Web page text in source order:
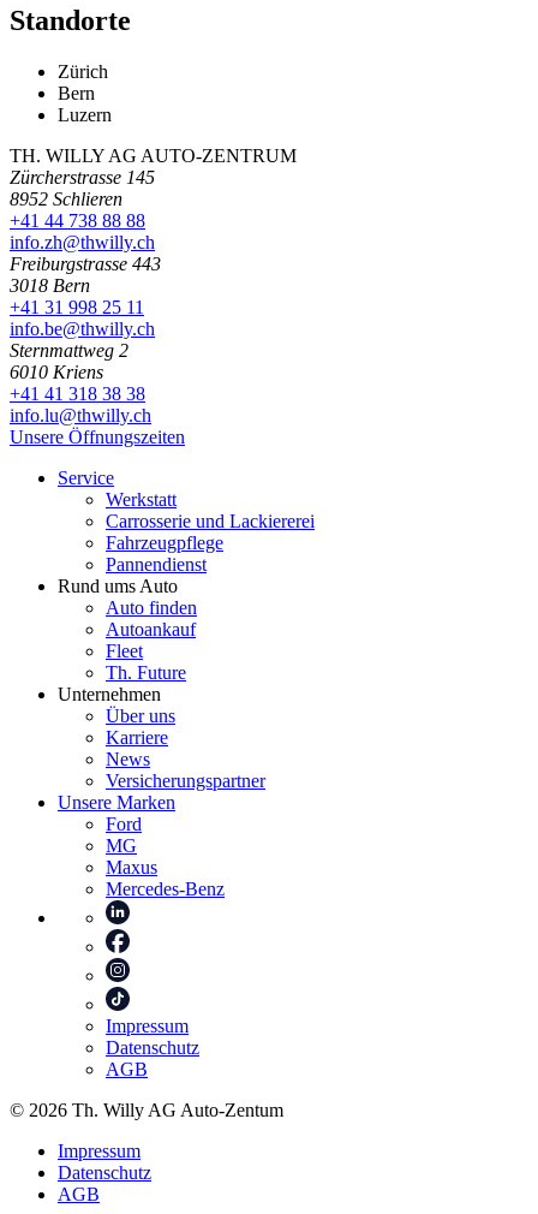
Standorte
Zürich
Bern
Luzern
TH. WILLY AG AUTO-ZENTRUM
Zürcherstrasse 145
8952 Schlieren
+41 44 738 88 88
info.zh@thwilly.ch
Freiburgstrasse 443
3018 Bern
+41 31 998 25 11
info.be@thwilly.ch
Sternmattweg 2
6010 Kriens
+41 41 318 38 38
info.lu@thwilly.ch
Unsere Öffnungszeiten
Service
Werkstatt
Carrosserie und Lackiererei
Fahrzeugpflege
Pannendienst
Rund ums Auto
Auto finden
Autoankauf
Fleet
Th. Future
Unternehmen
Über uns
Karriere
News
Versicherungspartner
Unsere Marken
Ford
MG
Maxus
Mercedes-Benz
Impressum
Datenschutz
AGB
© 2026 Th. Willy AG Auto-Zentum
Impressum
Datenschutz
AGB